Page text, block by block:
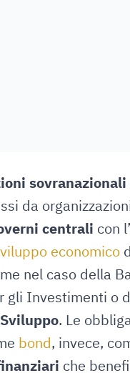
sovranazionali
da
centrali con
economico
nel caso della
gli Investimenti o
. Le
bond, invece,
che